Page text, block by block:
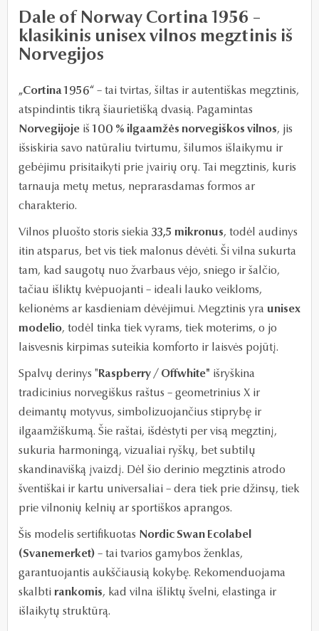
Dale of Norway Cortina 1956 –
klasikinis unisex vilnos megztinis iš
Norvegijos
„Cortina 1956“ – tai tvirtas, šiltas ir autentiškas megztinis,
atspindintis tikrą šiaurietišką dvasią. Pagamintas
Norvegijoje iš100 % ilgaamžės norvegiškos vilnos, jis
išsiskiria savo natūraliu tvirtumu, šilumos išlaikymu ir
gebėjimu prisitaikyti prie įvairių orų. Tai megztinis, kuris
tarnauja metų metus, neprarasdamas formos ar
charakterio.
Vilnos pluošto storis siekia 33,5 mikronus, todėl audinys
itin atsparus, bet vis tiek malonus dėvėti. Ši vilna sukurta
tam, kad saugotų nuo žvarbaus vėjo, sniego ir šalčio,
tačiau išliktų kvėpuojanti – ideali lauko veikloms,
kelionėms ar kasdieniam dėvėjimui. Megztinis yra unisex
modelio, todėl tinka tiek vyrams, tiek moterims, o jo
laisvesnis kirpimas suteikia komforto ir laisvės pojūtį.
Spalvų derinys " Raspberry / Offwhite" išryškina
tradicinius norvegiškus raštus – geometrinius X ir
deimantų motyvus, simbolizuojančius stiprybę ir
ilgaamžiškumą. Šie raštai, išdėstyti per visą megztinį,
sukuria harmoningą, vizualiai ryškų, bet subtilų
skandinavišką įvaizdį. Dėl šio derinio megztinis atrodo
šventiškai ir kartu universaliai – dera tiek prie džinsų, tiek
prie vilnonių kelnių ar sportiškos aprangos.
Šis modelis sertifikuotas Nordic Swan Ecolabel
(Svanemerket) – tai tvarios gamybos ženklas,
garantuojantis aukščiausią kokybę. Rekomenduojama
skalbti rankomis, kad vilna išliktų švelni, elastinga ir
išlaikytų struktūrą.